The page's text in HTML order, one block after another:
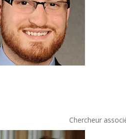
Chercheur